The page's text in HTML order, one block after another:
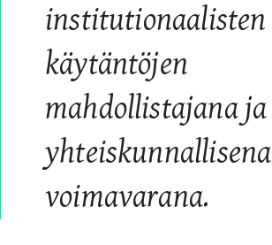
institutionaalisten
käytäntöjen
mahdollistajana ja
yhteiskunnallisena
voimavarana.